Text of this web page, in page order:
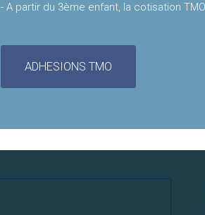
- A partir du 3ème enfant, la cotisation
ADHESIONS TMO